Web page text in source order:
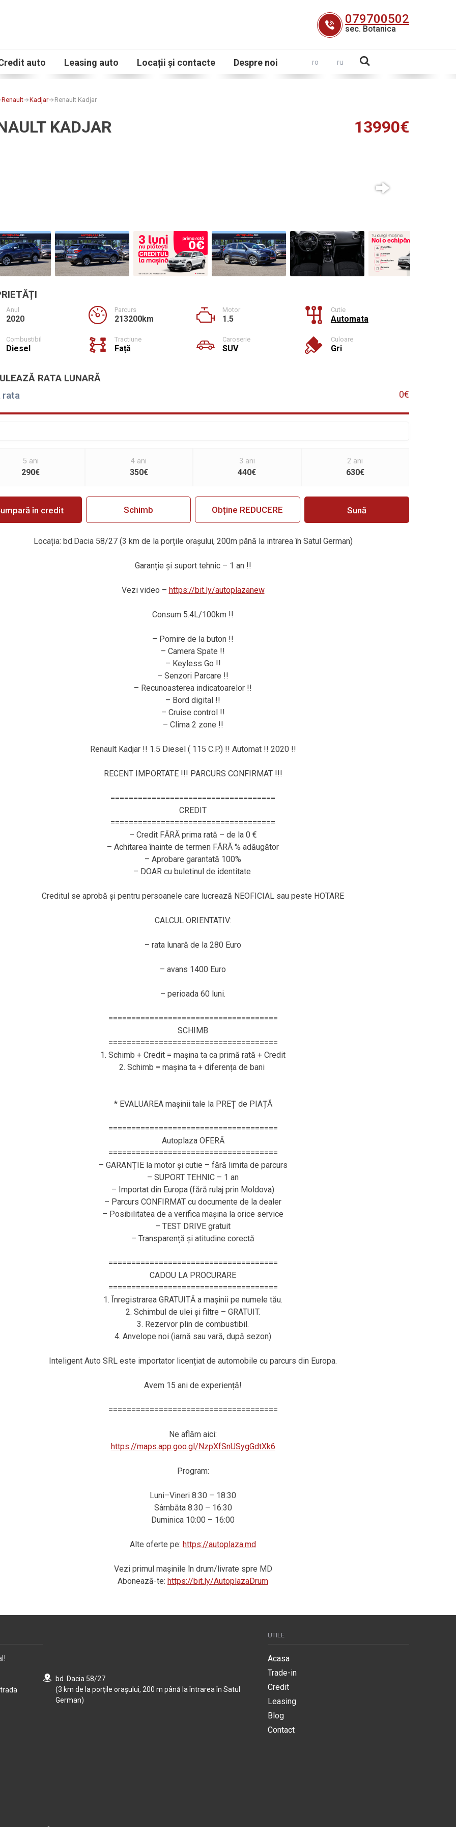
079700502
sec. Botanica
auto Leasing auto Locații și contacte Despre noi ro ru
Renault Kadjar Renault Kadjar
KADJAR 13990€
Anul
2020
Parcurs
213200km
Motor
1.5
Cutie
Automata
Combustibil
Diesel
Tractiune
Față
Caroserie
SUV
Culoare
Gri
RATA LUNARĂ
rata 0€
5 ani
290€
4 ani
350€
3 ani
440€
2 ani
630€
în credit Schimb Obține REDUCERE Sună
Locația: bd.Dacia 58/27 (3 km de la porțile orașului, 200m până la intrarea în Satul German)
Garanție și suport tehnic – 1 an !!
Vezi video – https://bit.ly/autoplazanew
Consum 5.4L/100km !!
– Pornire de la buton !!
– Camera Spate !!
– Keyless Go !!
– Senzori Parcare !!
– Recunoasterea indicatoarelor !!
– Bord digital !!
– Cruise control !!
– Clima 2 zone !!
Renault Kadjar !! 1.5 Diesel ( 115 C.P.) !! Automat !! 2020 !!
RECENT IMPORTATE !!! PARCURS CONFIRMAT !!!
====================================
CREDIT
====================================
– Credit FĂRĂ prima rată – de la 0 €
– Achitarea înainte de termen FĂRĂ % adăugător
– Aprobare garantată 100%
– DOAR cu buletinul de identitate
Creditul se aprobă și pentru persoanele care lucrează NEOFICIAL sau peste HOTARE
CALCUL ORIENTATIV:
– rata lunară de la 280 Euro
– avans 1400 Euro
– perioada 60 luni.
=====================================
SCHIMB
=====================================
1. Schimb + Credit = mașina ta ca primă rată + Credit
2. Schimb = mașina ta + diferența de bani
* EVALUAREA mașinii tale la PREȚ de PIAȚĂ
=====================================
Autoplaza OFERĂ
=====================================
– GARANȚIE la motor și cutie – fără limita de parcurs
– SUPORT TEHNIC – 1 an
– Importat din Europa (fără rulaj prin Moldova)
– Parcurs CONFIRMAT cu documente de la dealer
– Posibilitatea de a verifica mașina la orice service
– TEST DRIVE gratuit
– Transparență și atitudine corectă
=====================================
CADOU LA PROCURARE
=====================================
1. Înregistrarea GRATUITĂ a mașinii pe numele tău.
2. Schimbul de ulei și filtre – GRATUIT.
3. Rezervor plin de combustibil.
4. Anvelope noi (iarnă sau vară, după sezon)
Inteligent Auto SRL este importator licențiat de automobile cu parcurs din Europa.
Avem 15 ani de experiență!
=====================================
Ne aflăm aici:
https://maps.app.goo.gl/NzpXfSnUSygGdtXk6
Program:
Luni–Vineri 8:30 – 18:30
Sâmbăta 8:30 – 16:30
Duminica 10:00 – 16:00
Alte oferte pe: https://autoplaza.md
Vezi primul mașinile în drum/livrate spre MD
Abonează-te: https://bit.ly/AutoplazaDrum
bd. Dacia 58/27
(3 km de la porțile orașului, 200 m până la întrarea în Satul
German)
UTILE
Acasa
Trade-in
Credit
Leasing
Blog
Contact